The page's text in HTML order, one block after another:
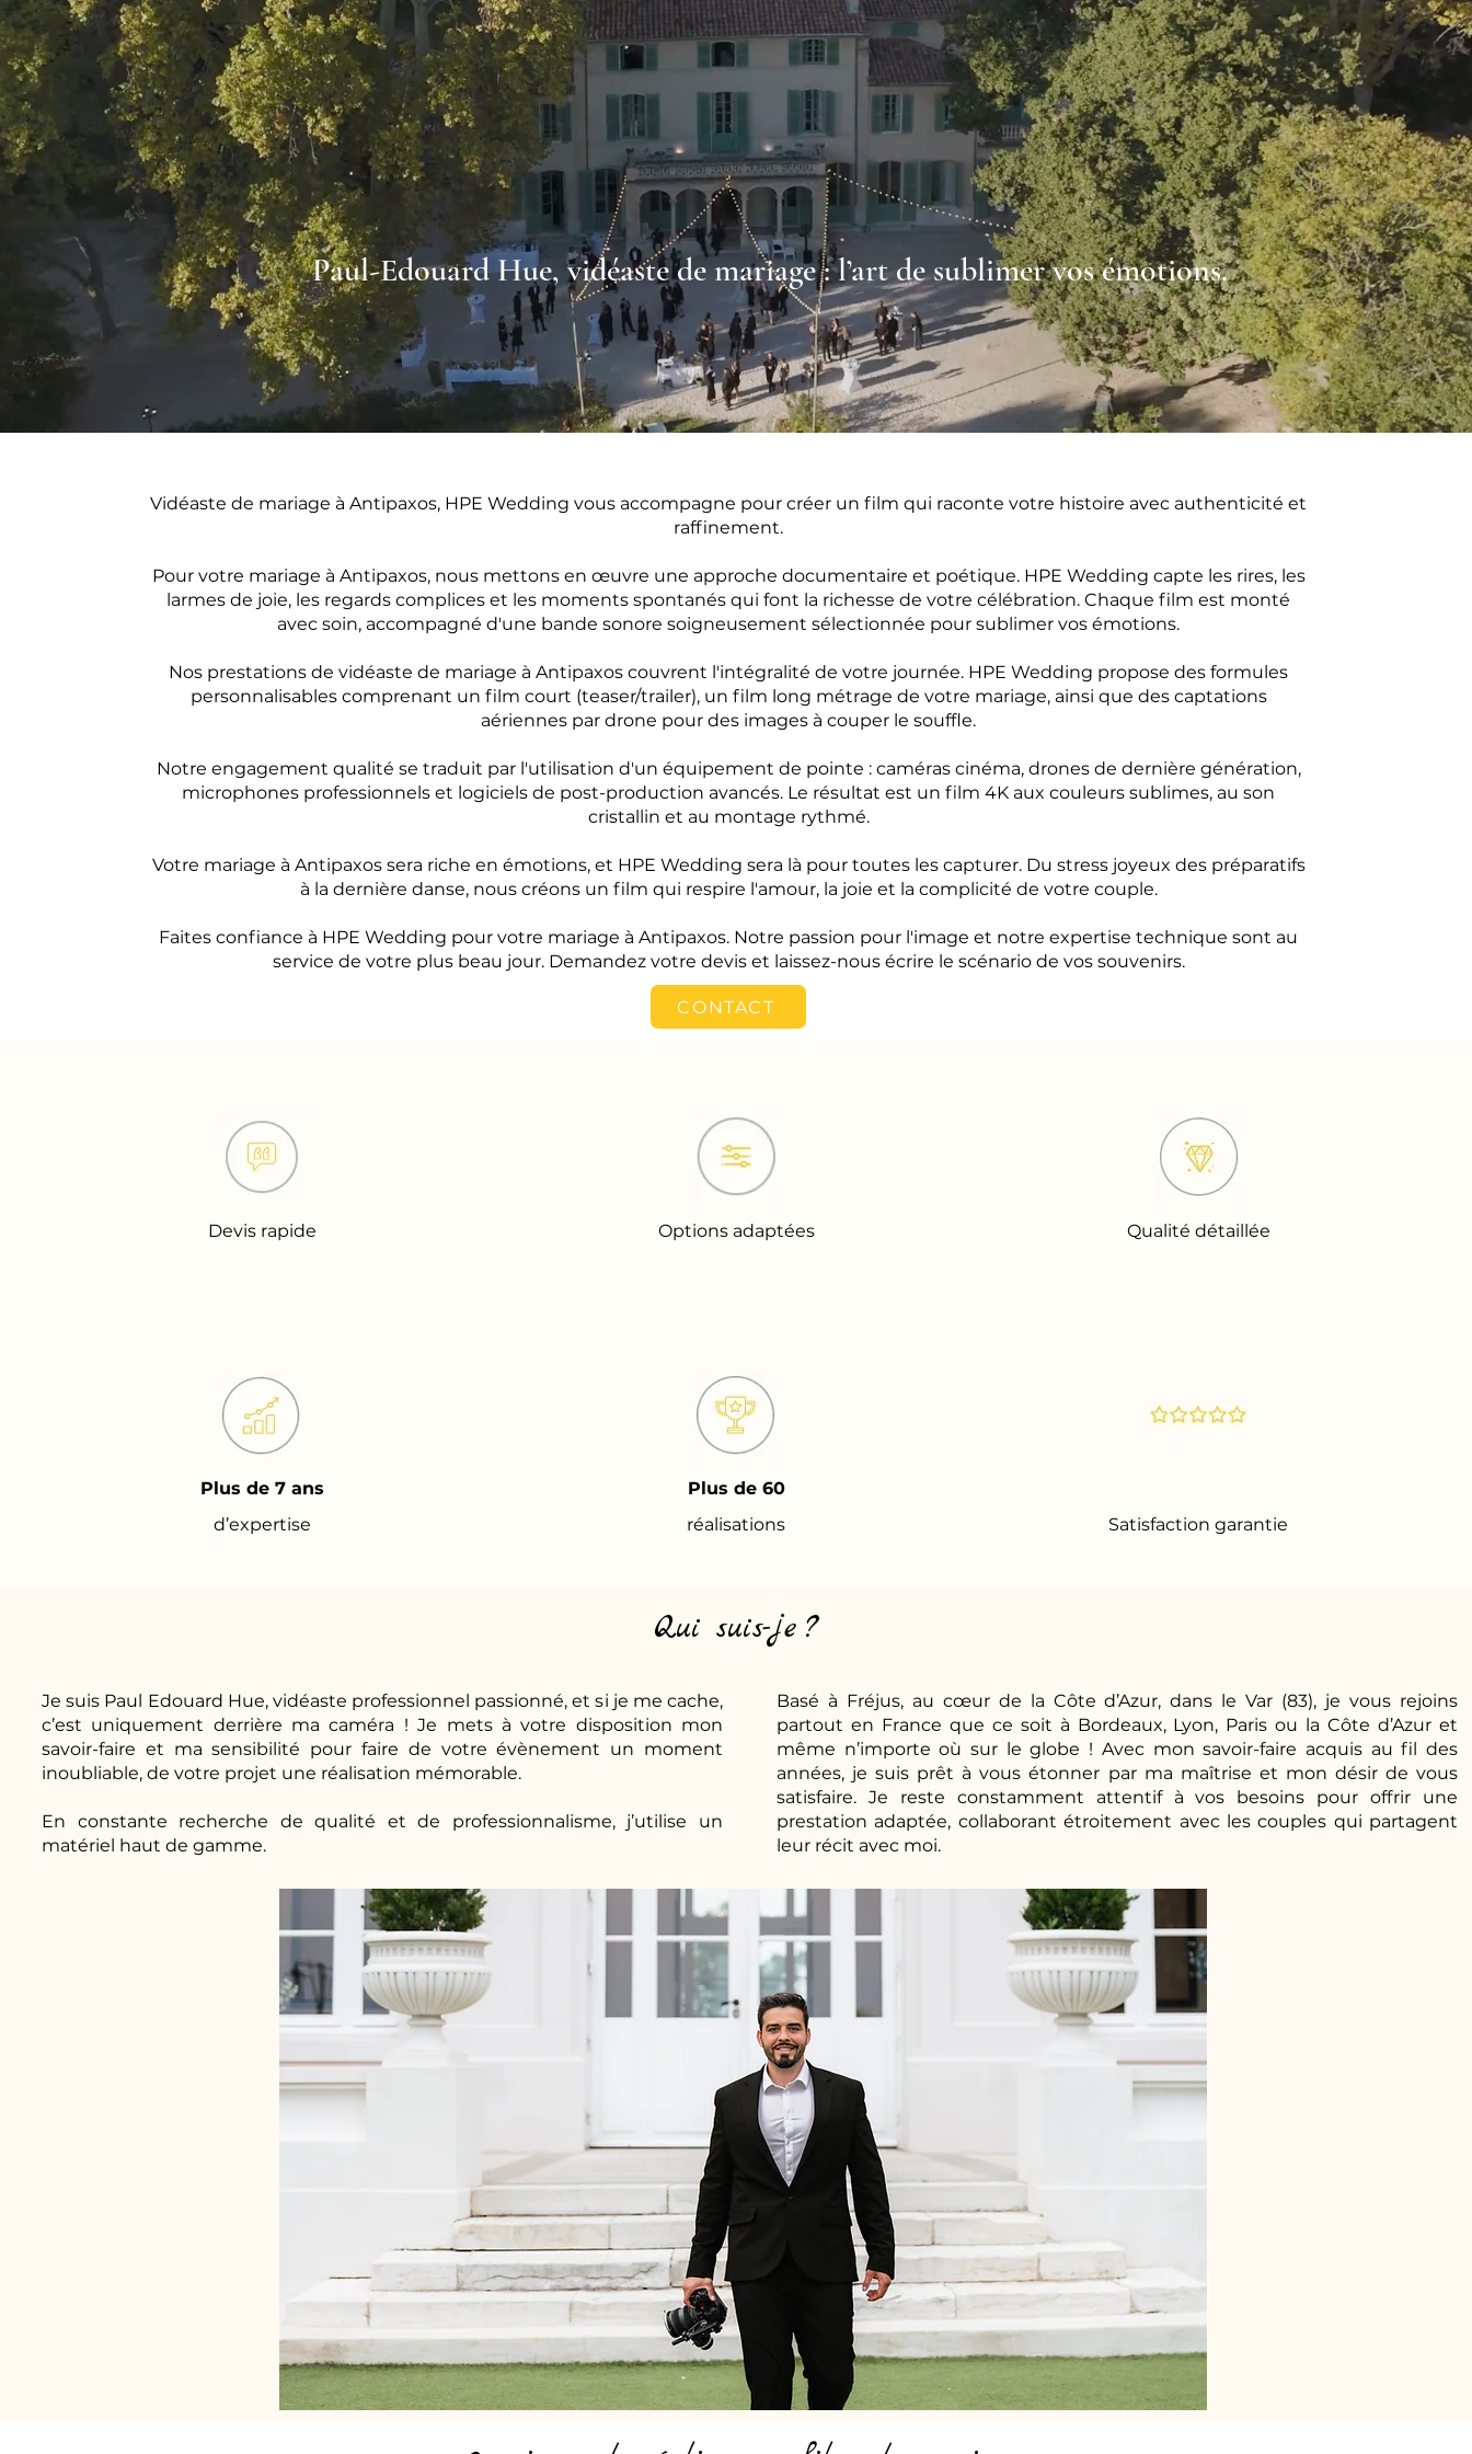
Paul-Edouard Hue, vidéaste de mariage : l’art de sublimer vos émotions.
Vidéaste de mariage à Antipaxos, HPE Wedding vous accompagne pour créer un film qui raconte votre histoire avec authenticité et
raffinement.
Pour votre mariage à Antipaxos, nous mettons en œuvre une approche documentaire et poétique. HPE Wedding capte les rires, les
larmes de joie, les regards complices et les moments spontanés qui font la richesse de votre célébration. Chaque film est monté
avec soin, accompagné d'une bande sonore soigneusement sélectionnée pour sublimer vos émotions.
Nos prestations de vidéaste de mariage à Antipaxos couvrent l'intégralité de votre journée. HPE Wedding propose des formules
personnalisables comprenant un film court (teaser/trailer), un film long métrage de votre mariage, ainsi que des captations
aériennes par drone pour des images à couper le souffle.
Notre engagement qualité se traduit par l'utilisation d'un équipement de pointe : caméras cinéma, drones de dernière génération,
microphones professionnels et logiciels de post-production avancés. Le résultat est un film 4K aux couleurs sublimes, au son
cristallin et au montage rythmé.
Votre mariage à Antipaxos sera riche en émotions, et HPE Wedding sera là pour toutes les capturer. Du stress joyeux des préparatifs
à la dernière danse, nous créons un film qui respire l'amour, la joie et la complicité de votre couple.
Faites confiance à HPE Wedding pour votre mariage à Antipaxos. Notre passion pour l'image et notre expertise technique sont au
service de votre plus beau jour. Demandez votre devis et laissez-nous écrire le scénario de vos souvenirs.
CONTACT
Devis rapide
Plus de 7 ans
d’expertise
Options adaptées Qualité détaillée
Plus de 60
réalisations
Satisfaction garantie
Qui suis-je ?
Je suis Paul Edouard Hue, vidéaste professionnel passionné, et si je me cache,
c’est uniquement derrière ma caméra ! Je mets à votre disposition mon
savoir-faire et ma sensibilité pour faire de votre évènement un moment
inoubliable, de votre projet une réalisation mémorable.
En constante recherche de qualité et de professionnalisme, j’utilise un
matériel haut de gamme.
Basé à Fréjus, au cœur de la Côte d’Azur, dans le Var (83), je vous rejoins
partout en France que ce soit à Bordeaux, Lyon, Paris ou la Côte d’Azur et
même n’importe où sur le globe ! Avec mon savoir-faire acquis au fil des
années, je suis prêt à vous étonner par ma maîtrise et mon désir de vous
satisfaire. Je reste constamment attentif à vos besoins pour offrir une
prestation adaptée, collaborant étroitement avec les couples qui partagent
leur récit avec moi.